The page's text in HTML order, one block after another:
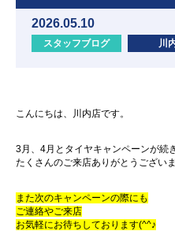
リース&
パーツ・
2026.05.10
スタッフブログ 川
こんにちは、川内店です。
3月、4月とタイヤキャンペーンが続
たくさんのご来店ありがとうござい
また次のキャンペーンの際にも
ご連絡やご来店
お気軽にお待ちしております(^^♪